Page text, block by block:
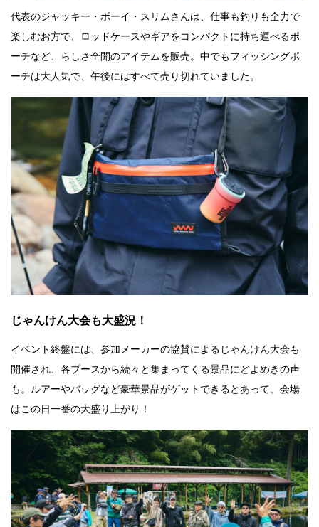
代表のジャッキー・ボーイ・スリムさんは、仕事も釣りも全力で
楽しむお方で、ロッドケースやギアをコンパクトに持ち運べるポ
ーチなど、らしさ全開のアイテムを販売。中でもフィッシングポ
ーチは大人気で、午後にはすべて売り切れていました。
じゃんけん大会も大盛況！
イベント終盤には、参加メーカーの協賛によるじゃんけん大会も
開催され、各ブースから続々と集まってくる景品にどよめきの声
も。ルアーやバッグなど豪華景品がゲットできるとあって、会場
はこの日一番の大盛り上がり！